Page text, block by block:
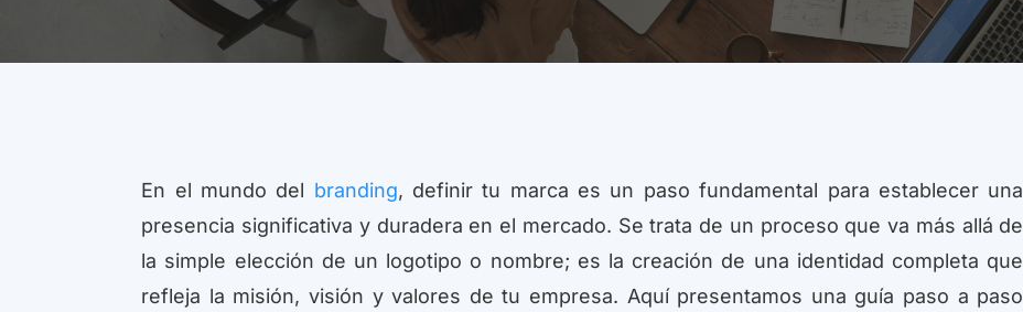
En el mundo del branding, definir tu marca es un paso fundamental para establecer una
presencia significativa y duradera en el mercado. Se trata de un proceso que va más allá de
la simple elección de un logotipo o nombre; es la creación de una identidad completa que
refleja la misión, visión y valores de tu empresa. Aquí presentamos una guía paso a paso